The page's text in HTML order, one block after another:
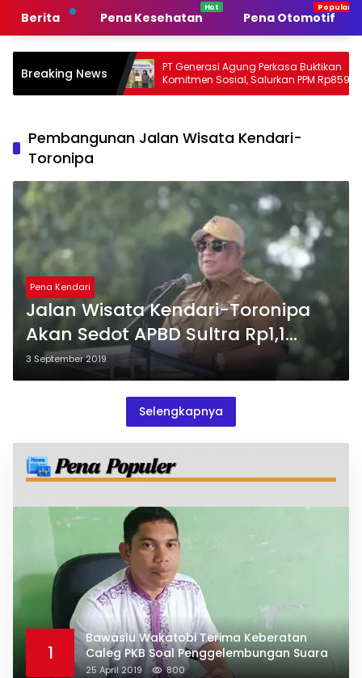
Berita Pena Kesehatan Pena Otomotif
Breaking NewsPT Generasi Agung Perkasa Buktikan
Komitmen Sosial, Salurkan PPM Rp859,4
Juta untuk Masyarakat Lingkar
Pembangunan Jalan Wisata Kendari-
Toronipa
Pena Kendari
Jalan Wisata Kendari-Toronipa
Akan Sedot APBD Sultra Rp1,1
Triliun
3 September 2019
Selengkapnya
1
Bawaslu Wakatobi Terima Keberatan
Caleg PKB Soal Penggelembungan Suara
25 April 2019 800